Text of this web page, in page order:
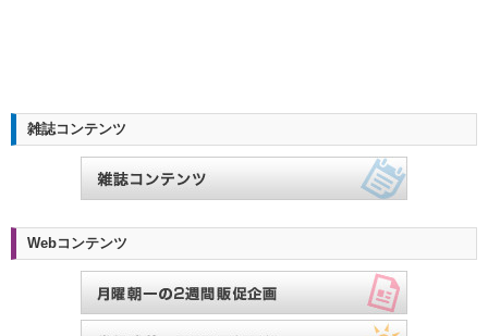
雑誌コンテンツ
Webコンテンツ